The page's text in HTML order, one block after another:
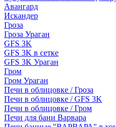
Авангард
Искандер
Гроза
Гроза Ураган
GFS 3K
GFS 3K в сетке
GFS 3K Ураган
Гром
Гром Ураган
Печи в облицовке / Гроза
Печи в облицовке / GFS 3K
Печи в облицовке / Гром
Печи для бани Варвара